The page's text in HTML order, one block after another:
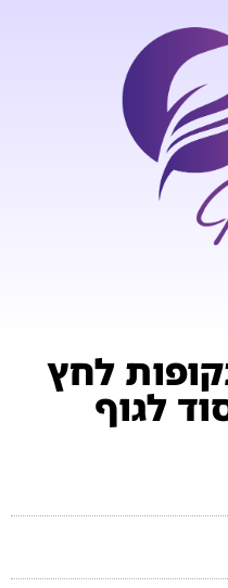
לחץ
לגוף